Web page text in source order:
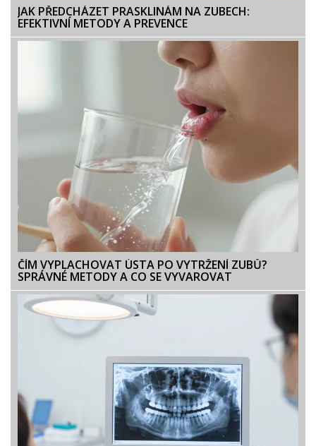
JAK PŘEDCHÁZET PRASKLINÁM NA ZUBECH:
EFEKTIVNÍ METODY A PREVENCE
ČÍM VYPLACHOVAT ÚSTA PO VYTRŽENÍ ZUBŮ?
SPRÁVNÉ METODY A CO SE VYVAROVAT